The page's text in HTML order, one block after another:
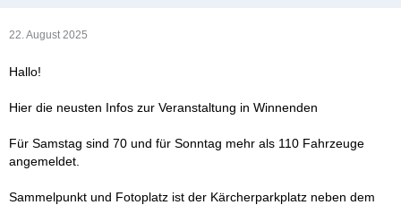
22. August 2025
Hallo!
Hier die neusten Infos zur Veranstaltung in Winnenden
Für Samstag sind 70 und für Sonntag mehr als 110 Fahrzeuge
angemeldet.
Sammelpunkt und Fotoplatz ist der Kärcherparkplatz neben dem